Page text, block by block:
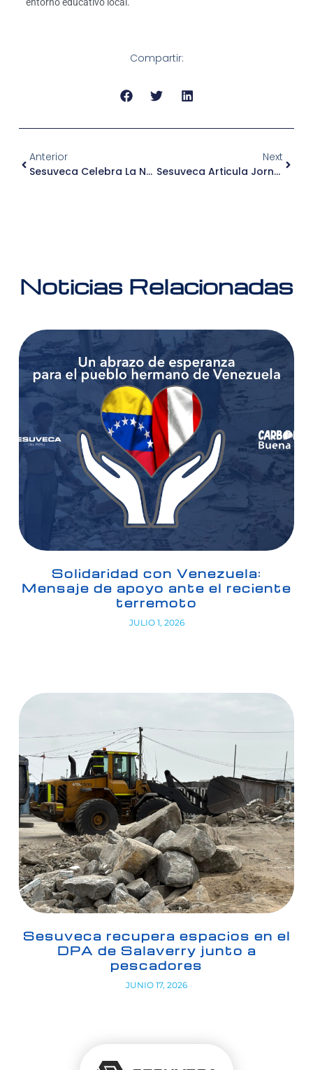
Compartir:
Anterior
Sesuveca Celebra La Navidad 2025 Y Su Cierre De Fin De Año Premiando A Sus Colaboradores
Next
Sesuveca Articula Jornada Comunitaria Que Permitió Recuperar Calles Y Accesos En Las Brisas II – Salaverry
Noticias Relacionadas
Solidaridad con Venezuela:
Mensaje de apoyo ante el reciente
terremoto
JULIO 1, 2026
Sesuveca recupera espacios en el
DPA de Salaverry junto a
pescadores
JUNIO 17, 2026